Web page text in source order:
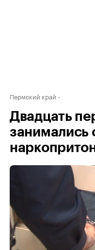
Пермский край
Двадцать
занимались